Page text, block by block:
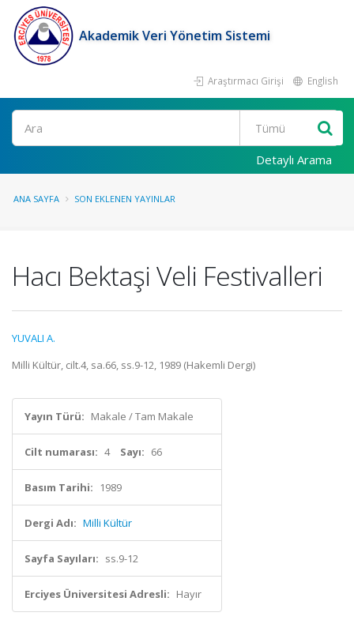
Akademik Veri Yönetim Sistemi
Araştırmacı Girişi English
Ara
Detaylı Arama
ANA SAYFA SON EKLENEN YAYINLAR
Hacı Bektaşi Veli Festivalleri
YUVALI A.
Milli Kültür, cilt.4, sa.66, ss.9-12, 1989 (Hakemli Dergi)
Yayın Türü: Makale / Tam Makale
Cilt numarası: 4 Sayı: 66
Basım Tarihi: 1989
Dergi Adı: Milli Kültür
Sayfa Sayıları: ss.9-12
Erciyes Üniversitesi Adresli: Hayır